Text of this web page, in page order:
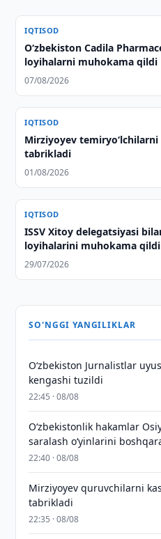
IQTISOD
Oʻzbekiston Cadila
loyihalarni muhokama qildi
07/08/2026
IQTISOD
Mirziyoyev
tabrikladi
01/08/2026
IQTISOD
ISSV Xitoy delegatsiyasi
loyihalarini muhokama qildi
29/07/2026
SO'NGGI YANGILIKLAR
O‘zbekiston Jurnalistlar
kengashi tuzildi
22:45 · 08/08
O‘zbekistonlik hakamlar
saralash o‘yinlarini
22:40 · 08/08
Mirziyoyev quruvchilarni
tabrikladi
22:35 · 08/08